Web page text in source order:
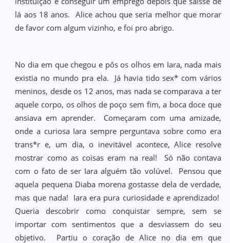
lá aos 18 anos. Alice achou que seria melhor que morar
de favor com algum vizinho, e foi pro abrigo.
No dia em que chegou e pôs os olhos em Iara, nada mais
existia no mundo pra ela. Já havia tido sex* com vários
meninos, desde os 12 anos, mas nada se comparava a ter
aquele corpo, os olhos de poço sem fim, a boca doce que
ansiava em aprender. Começaram com uma amizade,
onde a curiosa Iara sempre perguntava sobre como era
trans*r e, um dia, o inevitável acontece, Alice resolve
mostrar como as coisas eram na real! Só não contava
com o fato de ser Iara alguém tão volúvel. Pensou que
aquela pequena Diaba morena gostasse dela de verdade,
mas que nada! Iara era pura curiosidade e aprendizado!
Queria descobrir como conquistar sempre, sem se
importar com sentimentos que a desviassem do seu
objetivo. Partiu o coração de Alice no dia em que